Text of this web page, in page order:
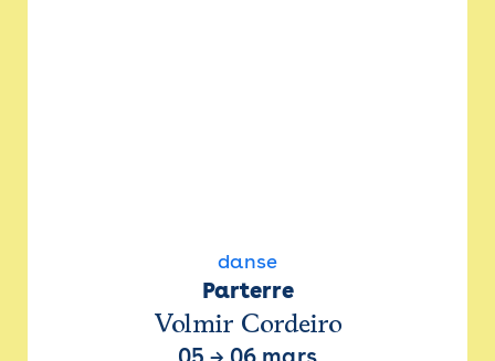
danse
Parterre
Volmir Cordeiro